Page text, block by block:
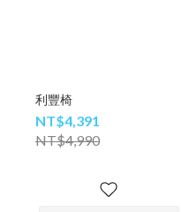
利豐椅
NT$4,391
NT$4,990